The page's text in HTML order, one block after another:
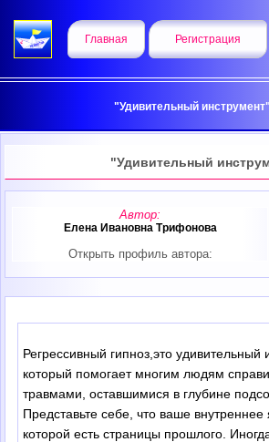
Главная Регистрация
"Удивительный инструмент"
"Удивительный
Автор:
Елена Ивановна Трифонова
Открыть профиль автора:
Регрессивный гипноз,это удивительный
который помогает многим людям
травмами, оставшимися в глубине
Представьте себе, что ваше внутреннее
которой есть страницы прошлого.